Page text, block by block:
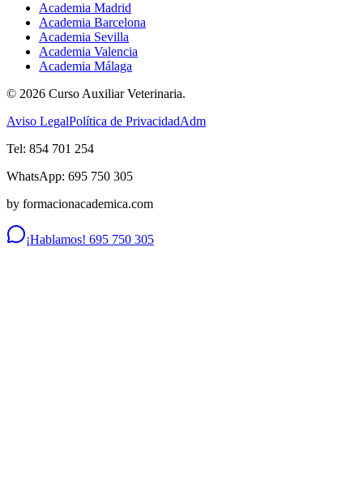
Academia Madrid
Academia Barcelona
Academia Sevilla
Academia Valencia
Academia Málaga
© 2026 Curso Auxiliar Veterinaria.
Aviso LegalPolítica de PrivacidadAdm
Tel: 854 701 254
WhatsApp: 695 750 305
by formacionacademica.com
¡Hablamos! 695 750 305